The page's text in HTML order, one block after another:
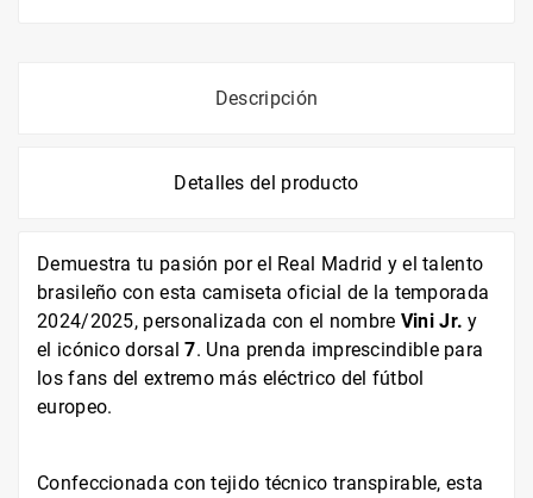
Descripción
Detalles del producto
Demuestra tu pasión por el Real Madrid y el talento
brasileño con esta camiseta oficial de la temporada
2024/2025, personalizada con el nombre Vini Jr. y
el icónico dorsal7. Una prenda imprescindible para
los fans del extremo más eléctrico del fútbol
europeo.
Confeccionada con tejido técnico transpirable, esta